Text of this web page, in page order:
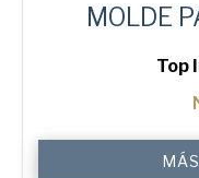
MOLDE
Top